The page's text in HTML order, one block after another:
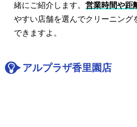
緒にご紹介します。 営業時間や距
やすい店舗を選んでクリーニング
できますよ。
アルプラザ香里園店